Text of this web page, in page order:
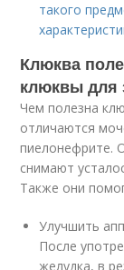
такого
Клюква
клюквы для
Чем полезна
отличаются
пиелонефрите.
снимают
Также они
Улучшить
После
желудка, в